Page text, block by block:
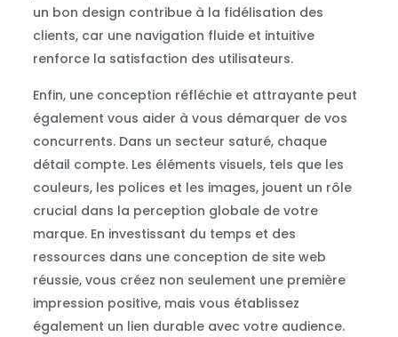
un bon design contribue à la fidélisation des
clients, car une navigation fluide et intuitive
renforce la satisfaction des utilisateurs.
Enfin, une conception réfléchie et attrayante peut
également vous aider à vous démarquer de vos
concurrents. Dans un secteur saturé, chaque
détail compte. Les éléments visuels, tels que les
couleurs, les polices et les images, jouent un rôle
crucial dans la perception globale de votre
marque. En investissant du temps et des
ressources dans une conception de site web
réussie, vous créez non seulement une première
impression positive, mais vous établissez
également un lien durable avec votre audience.